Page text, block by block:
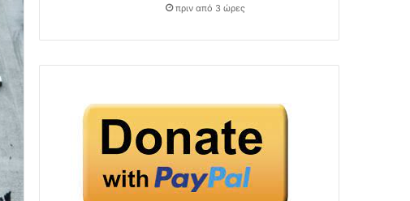
πριν από 3 ώρες